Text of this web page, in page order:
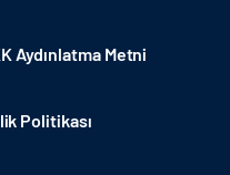
Aydınlatma Metni
Politikası